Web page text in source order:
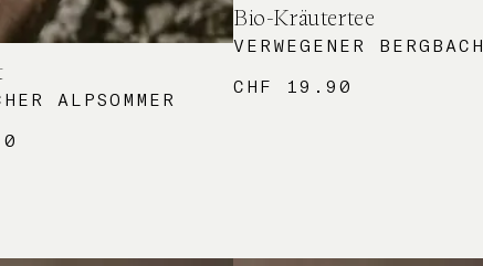
ALPSOMMER
Bio-Kräutertee
VERWEGENER BERGBACH
CHF
19.90